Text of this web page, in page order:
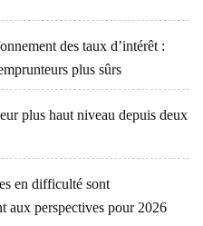
des taux d’intérêt :
plus sûrs
plus haut niveau depuis deux
en difficulté sont
aux perspectives pour 2026